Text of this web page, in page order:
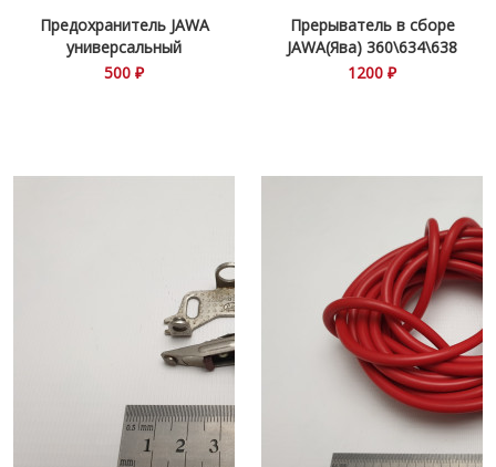
Предохранитель JAWA
универсальный
500 ₽
Прерыватель в сборе
JAWA(Ява) 360\634\638
1200 ₽